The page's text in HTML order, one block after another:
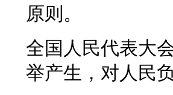
原则。
全国人民代表大
举产生，对人民